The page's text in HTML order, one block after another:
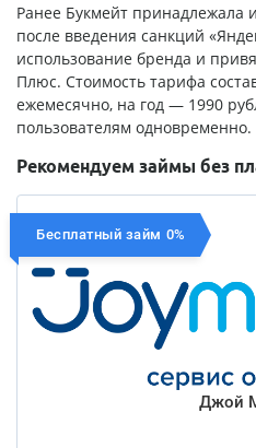
Ранее Букмейт принадлежала
после введения санкций
использование бренда и
Плюс. Стоимость тарифа
ежемесячно, на год — 1990
пользователям одновременно.
Рекомендуем займы без
Бесплатный займ 0%
Джой